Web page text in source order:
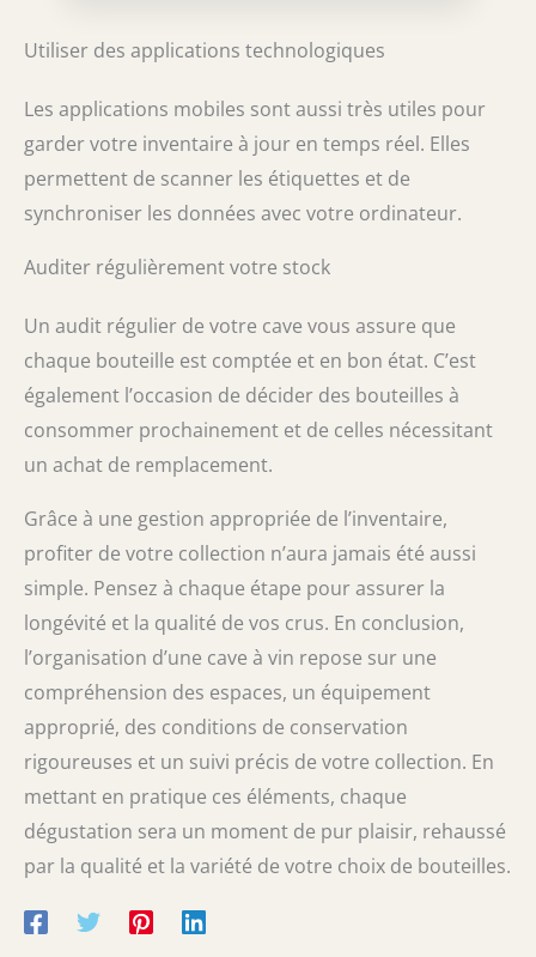
Utiliser des applications technologiques
Les applications mobiles sont aussi très utiles pour
garder votre inventaire à jour en temps réel. Elles
permettent de scanner les étiquettes et de
synchroniser les données avec votre ordinateur.
Auditer régulièrement votre stock
Un audit régulier de votre cave vous assure que
chaque bouteille est comptée et en bon état. C’est
également l’occasion de décider des bouteilles à
consommer prochainement et de celles nécessitant
un achat de remplacement.
Grâce à une gestion appropriée de l’inventaire,
profiter de votre collection n’aura jamais été aussi
simple. Pensez à chaque étape pour assurer la
longévité et la qualité de vos crus. En conclusion,
l’organisation d’une cave à vin repose sur une
compréhension des espaces, un équipement
approprié, des conditions de conservation
rigoureuses et un suivi précis de votre collection. En
mettant en pratique ces éléments, chaque
dégustation sera un moment de pur plaisir, rehaussé
par la qualité et la variété de votre choix de bouteilles.